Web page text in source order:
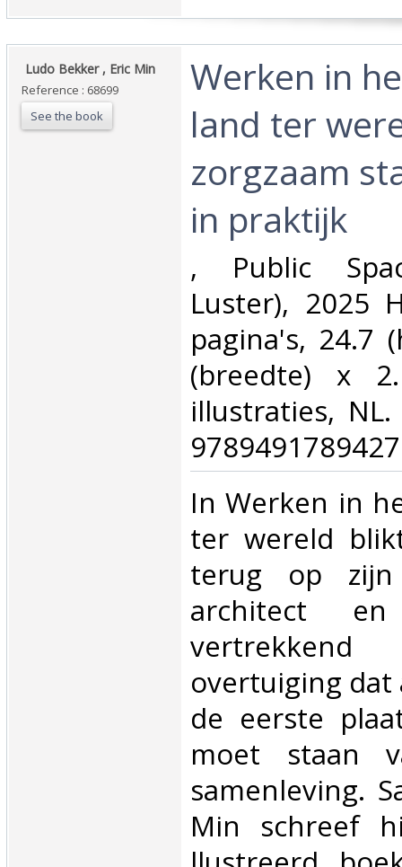
‎ Ludo Bekker , Eric Min ‎
Reference : 68699
See the book
‎Werken in
land ter
zorgzaam
in praktijk‎
‎, Public
Luster), 2025
pagina's, 24.7
(breedte) x
illustraties, NL.
‎In Werken in
ter wereld
terug op
architect en
overtuiging
de eerste
moet staan
samenleving.
Min schreef